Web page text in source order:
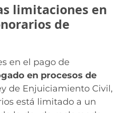
limitaciones en
de
en el pago de
en procesos de
de Enjuiciamiento Civil,
está limitado a un